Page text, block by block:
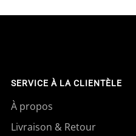
SERVICE À LA CLIENTÈLE
À propos
Livraison & Retour